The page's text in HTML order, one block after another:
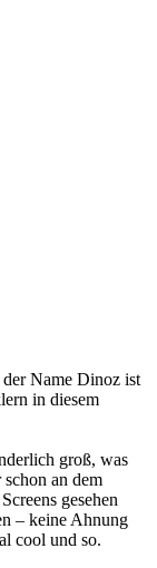
Name Dinoz ist
in diesem
groß, was
an dem
gesehen
– keine Ahnung
cool und so.